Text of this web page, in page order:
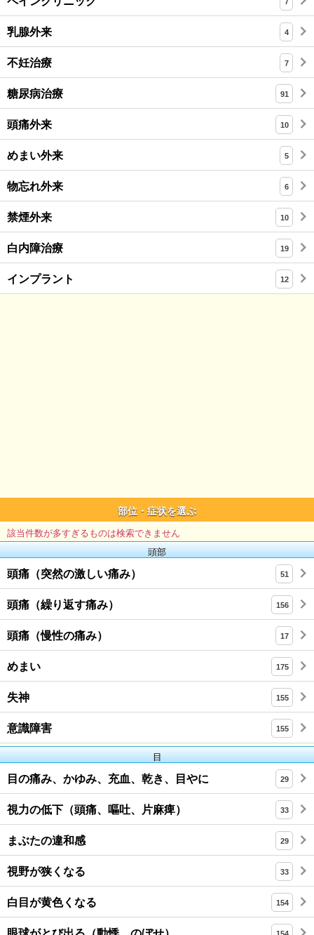
乳腺外来 4
不妊治療 7
糖尿病治療 91
頭痛外来 10
めまい外来 5
物忘れ外来 6
禁煙外来 10
白内障治療 19
インプラント 12
部位・症状を選ぶ
該当件数が多すぎるものは検索できません
頭部
頭痛（突然の激しい痛み） 51
頭痛（繰り返す痛み） 156
頭痛（慢性の痛み） 17
めまい 175
失神 155
意識障害 155
目
目の痛み、かゆみ、充血、乾き、目やに 29
視力の低下（頭痛、嘔吐、片麻痺） 33
まぶたの違和感 29
視野が狭くなる 33
白目が黄色くなる 154
154